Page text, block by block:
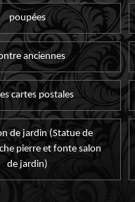
poupées
anciennes
cartes postales
de jardin (Statue de
pierre et fonte salon
de jardin)